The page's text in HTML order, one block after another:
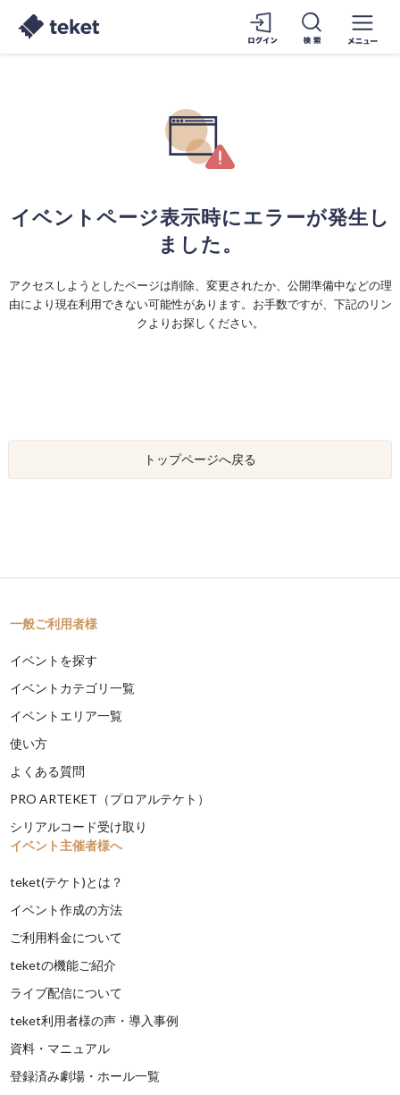
イベントページ表示時にエラーが発生し
ました。
アクセスしようとしたページは削除、変更されたか、公開準備中などの理
由により現在利用できない可能性があります。お手数ですが、下記のリン
クよりお探しください。
トップページへ戻る
一般ご利用者様
イベントを探す
イベントカテゴリ一覧
イベントエリア一覧
使い方
よくある質問
PRO ARTEKET（プロアルテケト）
シリアルコード受け取り
イベント主催者様へ
teket(テケト)とは？
イベント作成の方法
ご利用料金について
teketの機能ご紹介
ライブ配信について
teket利用者様の声・導入事例
資料・マニュアル
登録済み劇場・ホール一覧